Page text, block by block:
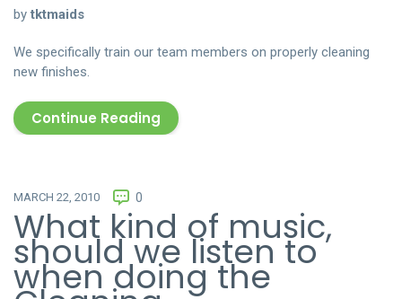
by tktmaids
We specifically train our team members on properly cleaning
new finishes.
Continue Reading
MARCH 22, 2010 0
What kind of music,
should we listen to
when doing the